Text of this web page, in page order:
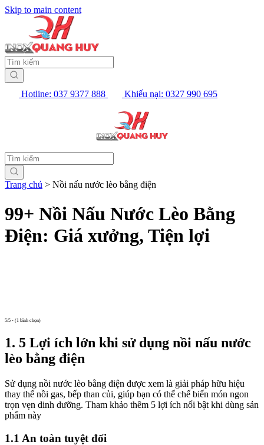
Skip to main content
Hotline: 037 9377 888 Khiếu nại: 0327 990 695
Trang chủ > Nồi nấu nước lèo bằng điện
99+ Nồi Nấu Nước Lèo Bằng
Điện: Giá xưởng, Tiện lợi
5/5 - (1 bình chọn)
1. 5 Lợi ích lớn khi sử dụng nồi nấu nước
lèo bằng điện
Sử dụng nồi nước lèo bằng điện được xem là giải pháp hữu hiệu
thay thế nồi gas, bếp than củi, giúp bạn có thể chế biến món ngon
trọn vẹn dinh dưỡng. Tham khảo thêm 5 lợi ích nổi bật khi dùng sản
phẩm này
1.1 An toàn tuyệt đối